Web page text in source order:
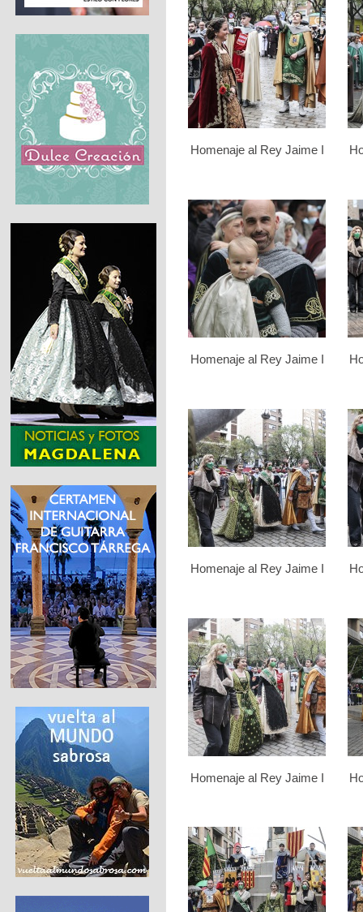
Homenaje al Rey Jaime I
Homenaje al Rey Jaime I
Homenaje al Rey Jaime I
Homenaje al Rey Jaime I